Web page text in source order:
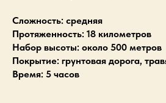
Сложность: средняя
Протяженность: 18 километров
Набор высоты: около 500 метров
Покрытие: грунтовая дорога,
Время: 5 часов